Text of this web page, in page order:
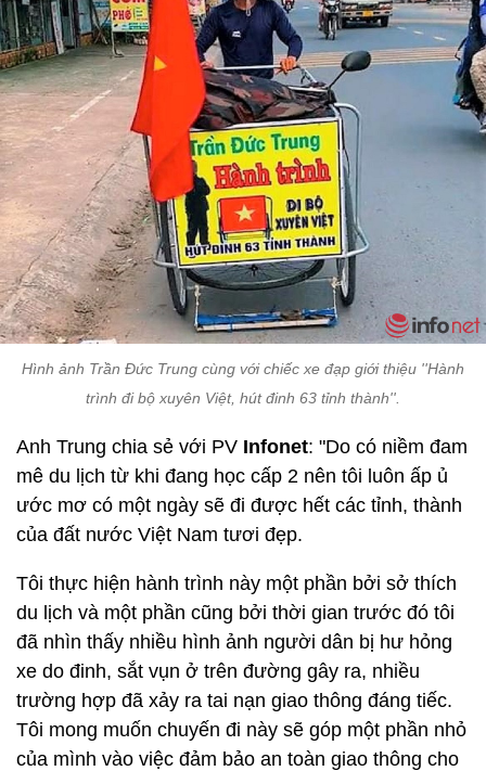
Hình ảnh Trần Đức Trung cùng với chiếc xe đạp giới thiệu ''Hành
trình đi bộ xuyên Việt, hút đinh 63 tỉnh thành''.
Anh Trung chia sẻ với PV Infonet: "Do có niềm đam
mê du lịch từ khi đang học cấp 2 nên tôi luôn ấp ủ
ước mơ có một ngày sẽ đi được hết các tỉnh, thành
của đất nước Việt Nam tươi đẹp.
Tôi thực hiện hành trình này một phần bởi sở thích
du lịch và một phần cũng bởi thời gian trước đó tôi
đã nhìn thấy nhiều hình ảnh người dân bị hư hỏng
xe do đinh, sắt vụn ở trên đường gây ra, nhiều
trường hợp đã xảy ra tai nạn giao thông đáng tiếc.
Tôi mong muốn chuyến đi này sẽ góp một phần nhỏ
của mình vào việc đảm bảo an toàn giao thông cho